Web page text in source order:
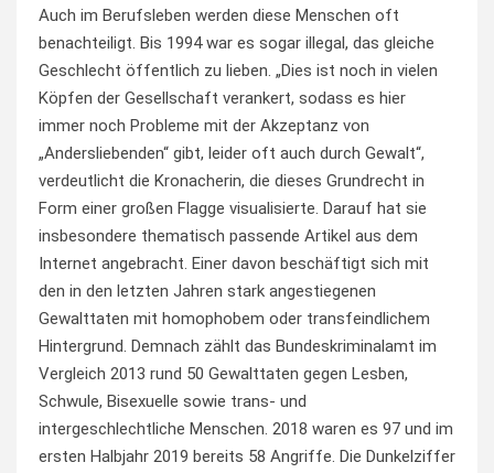
Auch im Berufsleben werden diese Menschen oft
benachteiligt. Bis 1994 war es sogar illegal, das gleiche
Geschlecht öffentlich zu lieben. „Dies ist noch in vielen
Köpfen der Gesellschaft verankert, sodass es hier
immer noch Probleme mit der Akzeptanz von
„Andersliebenden“ gibt, leider oft auch durch Gewalt“,
verdeutlicht die Kronacherin, die dieses Grundrecht in
Form einer großen Flagge visualisierte. Darauf hat sie
insbesondere thematisch passende Artikel aus dem
Internet angebracht. Einer davon beschäftigt sich mit
den in den letzten Jahren stark angestiegenen
Gewalttaten mit homophobem oder transfeindlichem
Hintergrund. Demnach zählt das Bundeskriminalamt im
Vergleich 2013 rund 50 Gewalttaten gegen Lesben,
Schwule, Bisexuelle sowie trans- und
intergeschlechtliche Menschen. 2018 waren es 97 und im
ersten Halbjahr 2019 bereits 58 Angriffe. Die Dunkelziffer